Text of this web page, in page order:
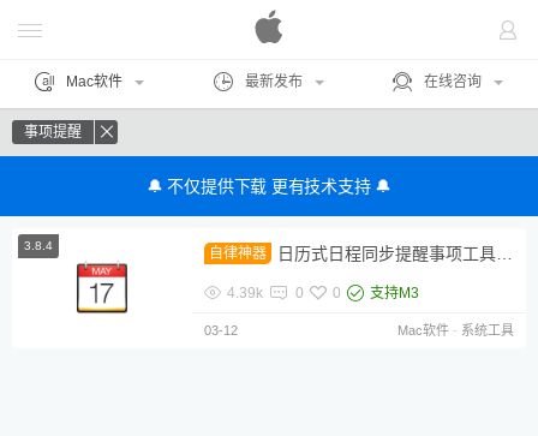
Mac软件 最新发布 在线咨询
🔔 不仅提供下载 更有技术支持 🔔
事项提醒
3.8.4 自律神器 日历式日程同步提醒事项工具 Fantastical For Mac 中文激活破解版
4.39k 0 0 支持M3
03-12 Mac软件 - 系统工具